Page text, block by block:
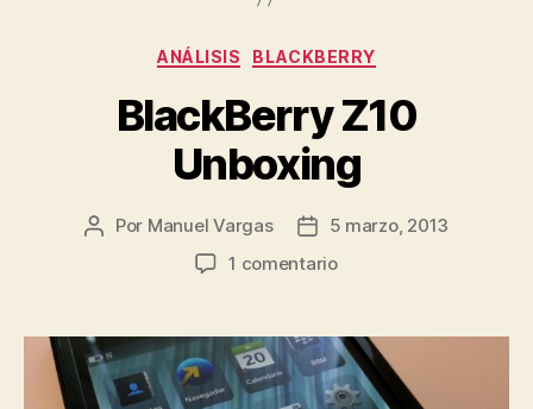
Categorías
ANÁLISIS BLACKBERRY
BlackBerry Z10
Unboxing
Autor
Por Manuel Vargas
Fecha
de
5 marzo, 2013
1 comentarioen
Unboxing